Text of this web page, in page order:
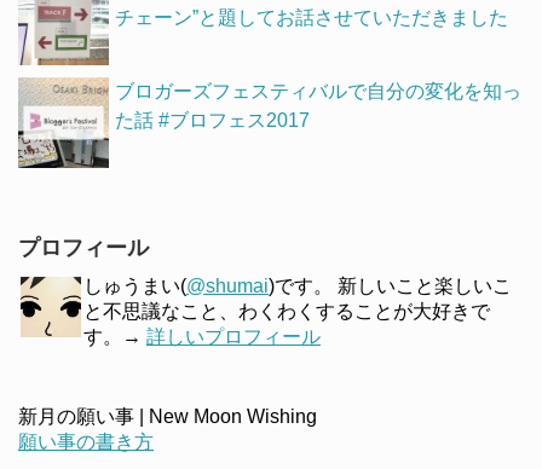
チェーン”と題してお話させていただきました
ブロガーズフェスティバルで自分の変化を知っ
た話 #ブロフェス2017
プロフィール
しゅうまい(@shumai)です。 新しいこと楽しいこ
と不思議なこと、わくわくすることが大好きで
す。→ 詳しいプロフィール
新月の願い事 | New Moon Wishing
願い事の書き方